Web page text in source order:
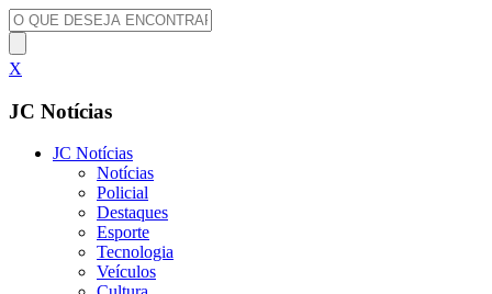
X
JC Notícias
JC Notícias
Notícias
Policial
Destaques
Esporte
Tecnologia
Veículos